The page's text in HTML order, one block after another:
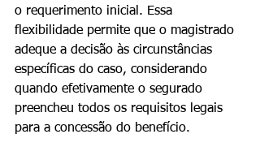
o requerimento inicial. Essa
flexibilidade permite que o magistrado
adeque a decisão às circunstâncias
específicas do caso, considerando
quando efetivamente o segurado
preencheu todos os requisitos legais
para a concessão do benefício.